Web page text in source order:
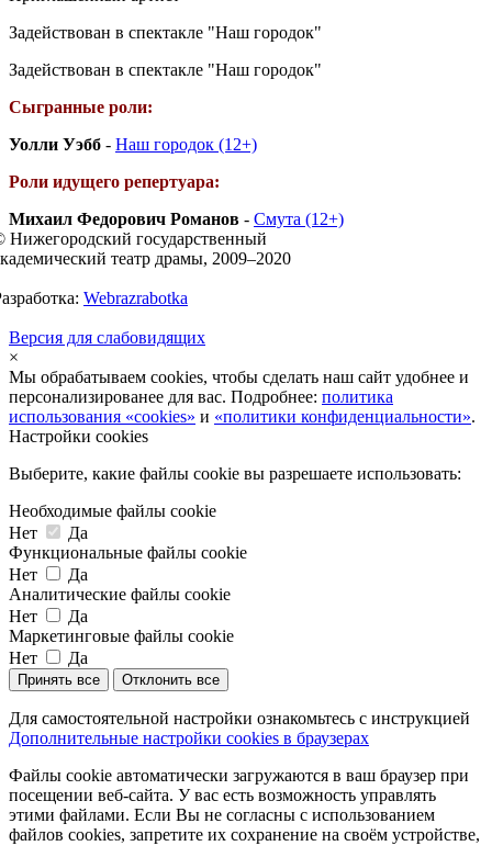
Задействован в спектакле "Наш городок"
Задействован в спектакле "Наш городок"
Сыгранные роли:
Уолли Уэбб - Наш городок (12+)
Роли идущего репертуара:
Михаил Федорович Романов - Смута (12+)
Нижегородский государственный
театр драмы, 2009–2020
Webrazrabotka
Версия для слабовидящих
×
Мы обрабатываем cookies, чтобы сделать наш сайт удобнее и
персонализированее для вас. Подробнее: политика
использования «cookies» и «политики конфиденциальности».
Настройки cookies
Выберите, какие файлы cookie вы разрешаете использовать:
Необходимые файлы cookie
Нет
Да
Функциональные файлы cookie
Нет
Да
Аналитические файлы cookie
Нет
Да
Маркетинговые файлы cookie
Нет
Да
Принять все Отклонить все
Для самостоятельной настройки ознакомьтесь с инструкцией
Дополнительные настройки cookies в браузерах
Файлы cookie автоматически загружаются в ваш браузер при
посещении веб-сайта. У вас есть возможность управлять
этими файлами. Если Вы не согласны с использованием
файлов cookies, запретите их сохранение на своём устройстве,